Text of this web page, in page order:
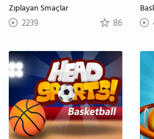
Zıplayan Smaçlar
2239 86